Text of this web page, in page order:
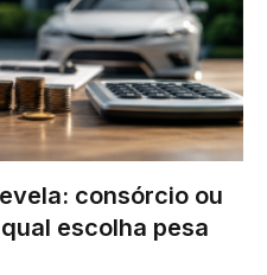
consórcio ou
escolha pesa